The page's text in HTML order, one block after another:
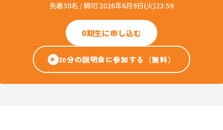
先着30名 / 締切 2026年6月9日(火)23:59
0期生に申し込む
▶ 30分の説明会に参加する（無料）